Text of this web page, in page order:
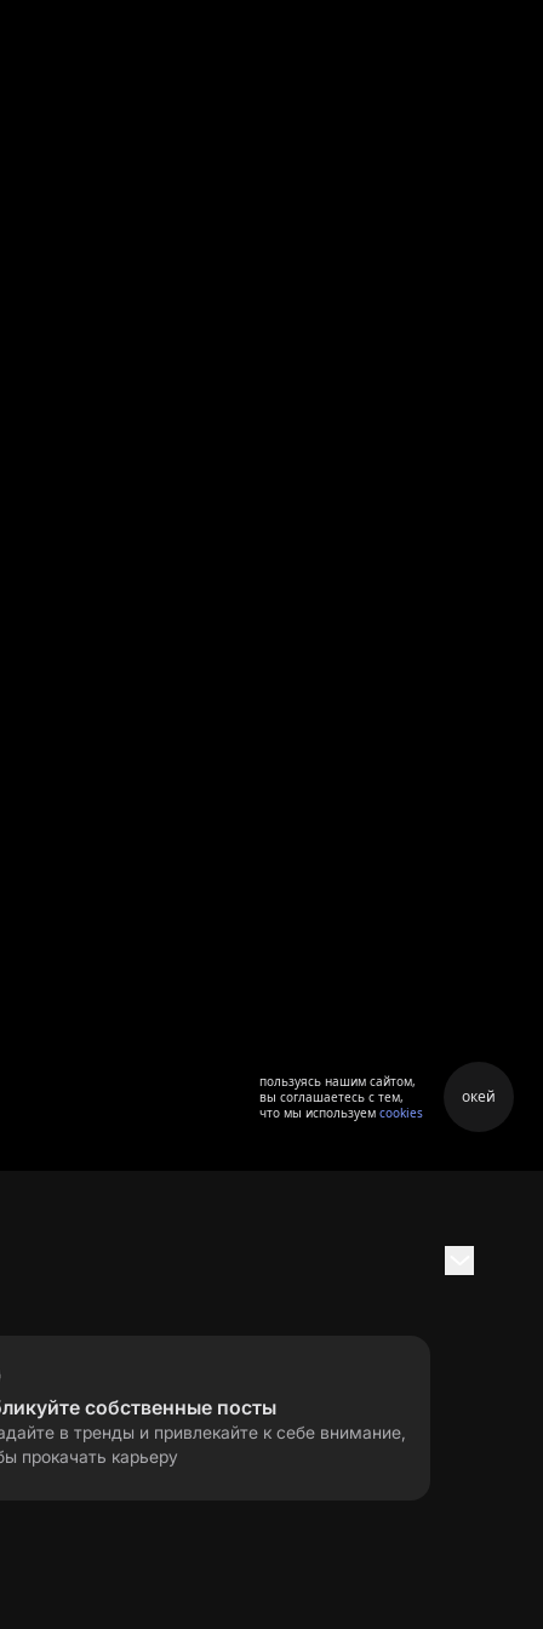
собственные посты
в тренды и привлекайте к себе внимание,
прокачать карьеру
пользуясь нашим сайтом,
вы соглашаетесь с тем,
что мы используем cookies
окей